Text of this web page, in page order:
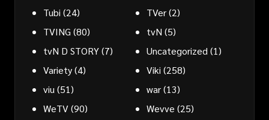
Tubi (24) TVer(2)
TVING (80) tvN (5)
tvN D STORY(7) Uncategorized (1)
Variety(4) Viki (258)
viu (51) war(13)
WeTV(90) Wevve (25)